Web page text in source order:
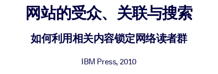
面向 LMS/LXP
果。
网站的受众、关联与搜索
如何利用相关内容锁定网络读者群
IBM Press, 2010